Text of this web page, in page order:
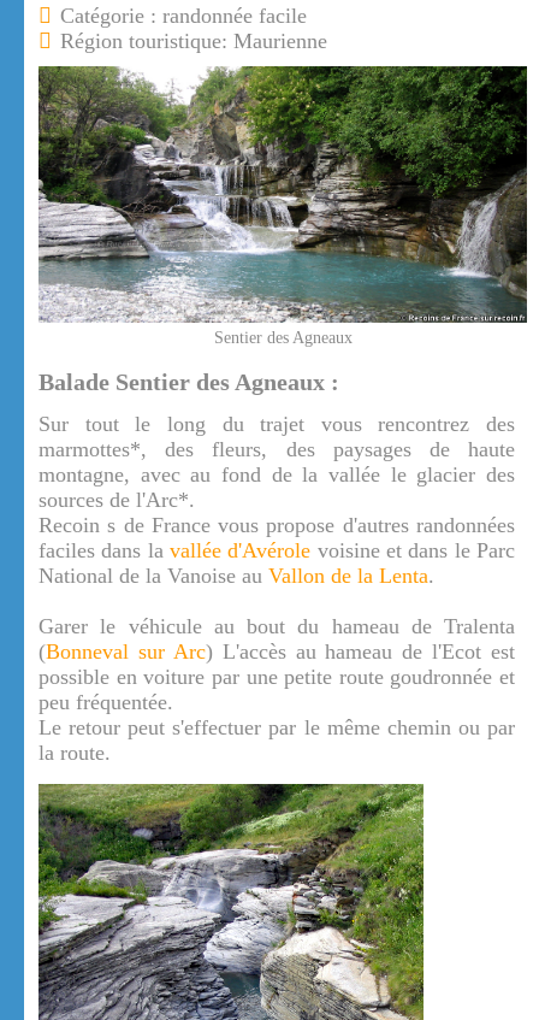
Catégorie : randonnée facile
Région touristique: Maurienne
Sentier des Agneaux
Balade Sentier des Agneaux :
Sur tout le long du trajet vous rencontrez des
marmottes*, des fleurs, des paysages de haute
montagne, avec au fond de la vallée le glacier des
sources de l'Arc*.
Recoin s de France vous propose d'autres randonnées
faciles dans la vallée d'Avérole voisine et dans le Parc
National de la Vanoise au Vallon de la Lenta.
Garer le véhicule au bout du hameau de Tralenta
(Bonneval sur Arc) L'accès au hameau de l'Ecot est
possible en voiture par une petite route goudronnée et
peu fréquentée.
Le retour peut s'effectuer par le même chemin ou par
la route.